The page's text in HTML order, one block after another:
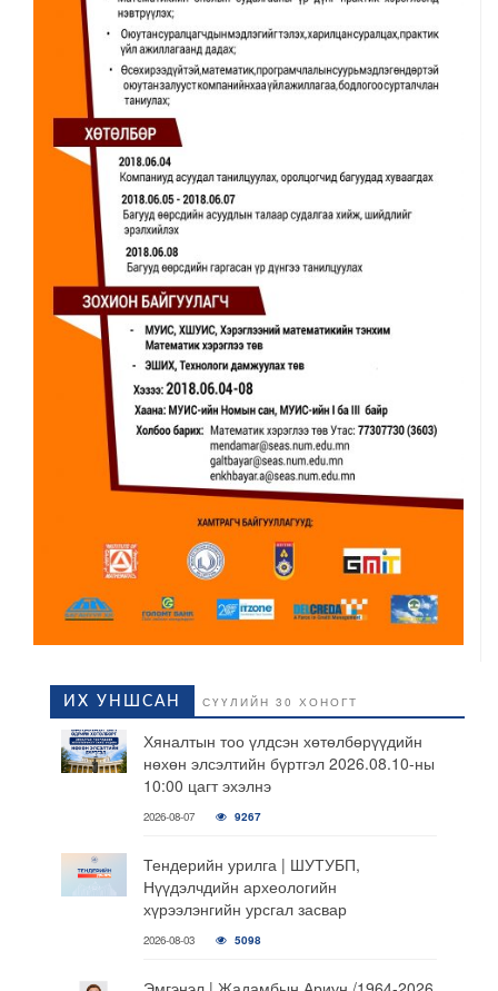
ИХ УНШСАН СҮҮЛИЙН 30 ХОНОГТ
Хяналтын тоо үлдсэн хөтөлбөрүүдийн
нөхөн элсэлтийн бүртгэл 2026.08.10-ны
10:00 цагт эхэлнэ
2026-08-07 9267
Тендерийн урилга | ШУТУБП,
Нүүдэлчдийн археологийн
хүрээлэнгийн урсгал засвар
2026-08-03 5098